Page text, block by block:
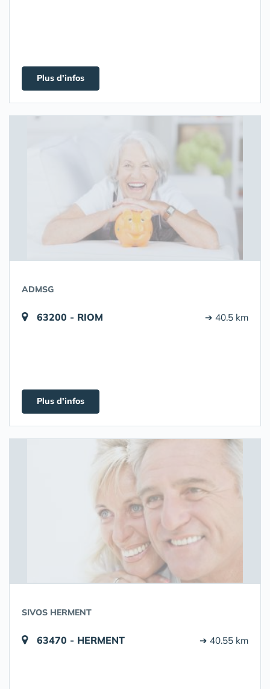
Plus d'infos
ADMSG
63200 - RIOM ➔ 40.5 km
Plus d'infos
SIVOS HERMENT
63470 - HERMENT ➔ 40.55 km